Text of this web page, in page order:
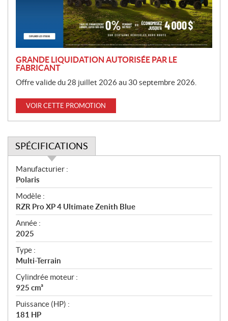
GRANDE LIQUIDATION AUTORISÉE PAR LE
FABRICANT
Offre valide du 28 juillet 2026 au 30 septembre 2026.
VOIR CETTE PROMOTION
SPÉCIFICATIONS
S
p
é
c
i
f
i
c
a
t
i
o
n
s
Manufacturier :
Polaris
Modèle :
RZR Pro XP 4 Ultimate Zenith Blue
Année :
2025
Type :
Multi-Terrain
Cylindrée moteur :
925 cm³
Puissance (HP) :
181 HP